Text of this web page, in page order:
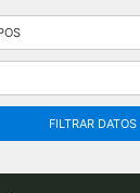
FILTRAR DATOS